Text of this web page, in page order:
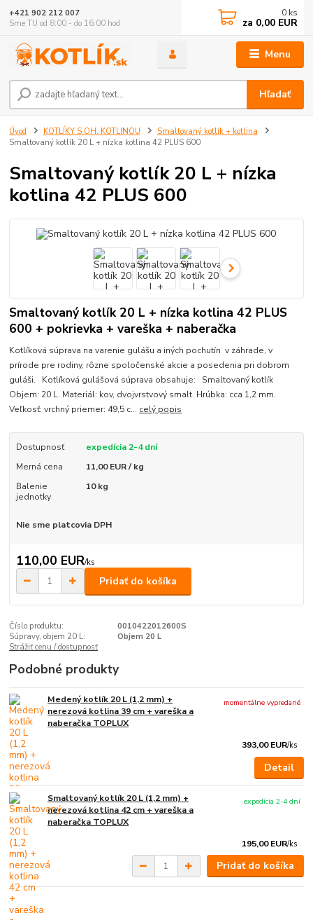
Menu
Hľadať
+421 902 212 007
Sme TU od 8:00 - do 16:00 hod
0 ks
za 0,00 EUR
Úvod KOTLÍKY S OH. KOTLINOU
Smaltovaný kotlík + kotlina
Smaltovaný kotlík 20 L + nízka kotlina 42 PLUS 600
Smaltovaný kotlík 20 L + nízka
kotlina 42 PLUS 600
Smaltovaný kotlík 20 L + nízka kotlina 42 PLUS
600 + pokrievka + vareška + naberačka
Kotlíková súprava na varenie gulášu a iných pochutín v záhrade, v
prírode pre rodiny, rôzne spoločenské akcie a posedenia pri dobrom
guláši. Kotlíková gulášová súprava obsahuje: Smaltovaný kotlík
Objem: 20 L. Materiál: kov, dvojvrstvový smalt. Hrúbka: cca 1,2 mm.
Veľkosť: vrchný priemer: 49,5 c... celý popis
Dostupnosť
expedícia 2-4 dní
Merná cena
11,00 EUR / kg
Balenie
jednotky
10 kg
Nie sme platcovia DPH
110,00 EUR/ks
Pridať do košíka
Číslo produktu:
0010422012600S
Súpravy, objem 20 L:
Objem 20 L
Strážiť cenu / dostupnosť
Podobné produkty
Medený kotlík 20 L (1,2 mm) +
nerezová kotlina 39 cm + vareška a
naberačka TOPLUX
393,00 EUR/ks
momentálne vypredané
Detail
Smaltovaný kotlík 20 L (1,2 mm) +
nerezová kotlina 42 cm + vareška a
naberačka TOPLUX
195,00 EUR/ks
expedícia 2-4 dní
Pridať do košíka